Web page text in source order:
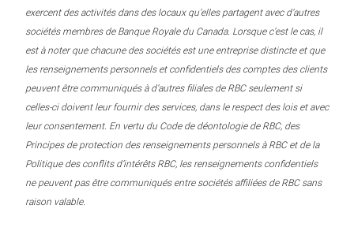
exercent des activités dans des locaux qu’elles partagent avec d’autres
sociétés membres de Banque Royale du Canada. Lorsque c’est le cas, il
est à noter que chacune des sociétés est une entreprise distincte et que
les renseignements personnels et confidentiels des comptes des clients
peuvent être communiqués à d’autres filiales de RBC seulement si
celles-ci doivent leur fournir des services, dans le respect des lois et avec
leur consentement. En vertu du Code de déontologie de RBC, des
Principes de protection des renseignements personnels à RBC et de la
Politique des conflits d’intérêts RBC, les renseignements confidentiels
ne peuvent pas être communiqués entre sociétés affiliées de RBC sans
raison valable.